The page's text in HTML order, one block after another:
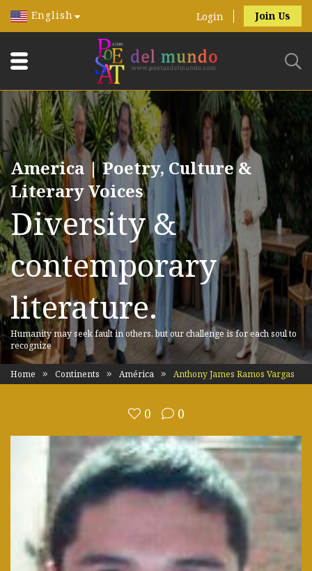
English Login Join Us
America | Poetry, Culture &
Literary Voices
Diversity &
contemporary
literature.
Humanity may seek fault in others, but our challenge is for each soul to
recognize
Home Continents América Anthony James Ramos Vargas
0 0